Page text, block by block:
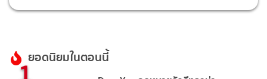
ยอดนิยมในตอนนี้